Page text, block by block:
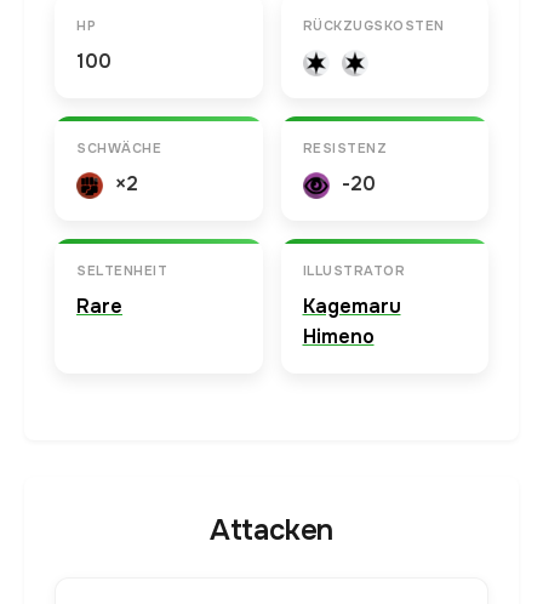
HP
100
RÜCKZUGSKOSTEN
SCHWÄCHE
×2
RESISTENZ
-20
SELTENHEIT
Rare
ILLUSTRATOR
Kagemaru
Himeno
Attacken